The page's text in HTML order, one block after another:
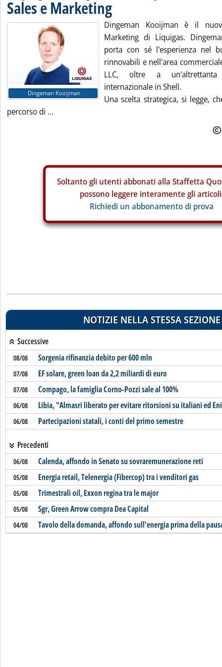
Sales e Marketing
Dingeman Kooijman
Dingeman Kooijman è il
Marketing di Liquigas.
porta con sé l'esperienza nel
rinnovabili e nell'area
LLC, oltre a un'altrettanta
internazionale in Shell.
Una scelta strategica, si legge,
percorso di ...
Soltanto gli utenti abbonati alla Staffetta
possono leggere interamente gli
Richiedi un abbonamento di prova
NOTIZIE NELLA STESSA SEZIONE
Successive
08/08 Sorgenia rifinanzia debito per 600 mln
07/08 EF solare, green loan da 2,2 miliardi di euro
07/08 Compago, la famiglia Corno-Pozzi sale al 100%
06/08 Libia, "Almasri liberato per evitare ritorsioni su italiani ed
06/08 Partecipazioni statali, i conti del primo semestre
Precedenti
06/08 Calenda, affondo in Senato su sovraremunerazione reti
05/08 Energia retail, Telenergia (Fibercop) tra i venditori gas
05/08 Trimestrali oil, Exxon regina tra le major
05/08 Sgr, Green Arrow compra Dea Capital
04/08 Tavolo della domanda, affondo sull'energia prima della